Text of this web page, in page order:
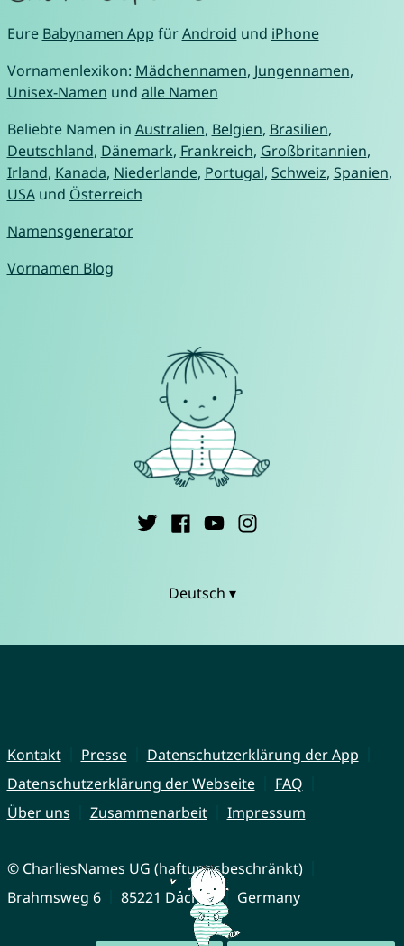
Eure Babynamen App fürAndroid und iPhone
Vornamenlexikon: Mädchennamen, Jungennamen,
Unisex-Namen und alle Namen
Beliebte Namen in Australien, Belgien, Brasilien,
Deutschland, Dänemark, Frankreich, Großbritannien,
Irland, Kanada, Niederlande, Portugal, Schweiz, Spanien,
USAund Österreich
Namensgenerator
Vornamen Blog
Deutsch ▾
Kontakt Presse
Datenschutzerklärung der App
Datenschutzerklärung der Webseite
FAQ
Über uns
Zusammenarbeit Impressum
© CharliesNames UG (haftungsbeschränkt)
Brahmsweg 6
85221 Dachau Germany